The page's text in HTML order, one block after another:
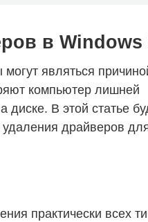
в Windows
являться
компьютер лишней
В этой статье
удаления драйверов
практически всех